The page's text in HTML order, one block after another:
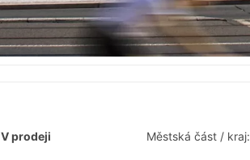
V prodeji Městská část / kraj: